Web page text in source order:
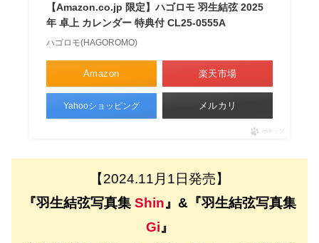
【Amazon.co.jp 限定】ハゴロモ 羽生結弦 2025
年 卓上 カレンダー 特典付 CL25-0555A
ハゴロモ(HAGOROMO)
Amazon 楽天市場
Yahooショッピング メルカリ
ポチップ
【2024.11月1日発売】
『羽生結弦写真集 Shin』&『羽生結弦写真集
Gi』